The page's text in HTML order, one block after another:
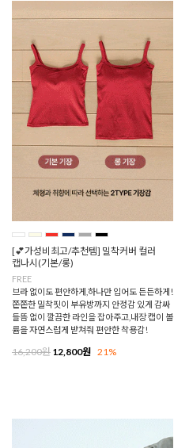
[💕가성비최고/추천템] 밀착커버 컬러
캡나시(기본/롱)
FREE
브라 없이도 편안하게,하나만 입어도 든든하게!
쫀쫀한 밀착핏이 부유방까지 안정감 있게 감싸
들뜸 없이 깔끔한 라인을 잡아주고,내장 캡이 볼
륨을 자연스럽게 받쳐줘 편안한 착용감!
16,200원 12,800원 21%